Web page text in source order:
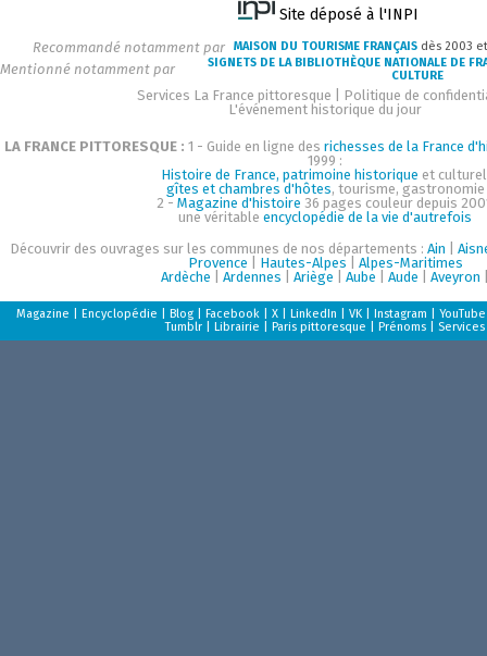
Site déposé à l'INPI
Recommandé notamment par MAISON DU TOURISME FRANÇAIS dès 2003
Mentionné notamment par
SIGNETS DE LA BIBLIOTHÈQUE NATIONALE DE
CULTURE
Services La France pittoresque
Politique de
L'événement historique du jour
LA FRANCE PITTORESQUE : 1 - Guide en ligne des richesses de la France
1999 :
Histoire de France, patrimoine historique et
gîtes et chambres d'hôtes, tourisme, gastronomie
2 - Magazine d'histoire 36 pages couleur depuis
une véritableencyclopédie de la vie d'autrefois
Découvrir des ouvrages sur les communes de nos départements :Ain |
Provence
Hautes-Alpes
Alpes-Maritimes
Ardèche |Ardennes |Ariège |Aube |Aude |Aveyron
Magazine |Encyclopédie |Blog |Facebook |X |LinkedIn |VK |Instagram |YouTube
Tumblr |Librairie |Paris pittoresque |Prénoms Services